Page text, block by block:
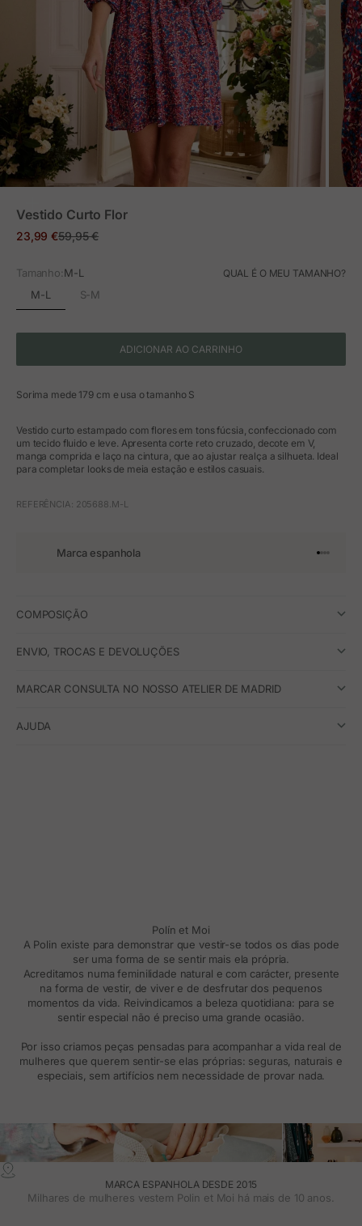
Vestido Curto Flor
Preço em promoção
23,99 €Preço normal
59,95 €
Tamanho:M-L QUAL É O MEU TAMANHO?
M-L S-M
ADICIONAR AO CARRINHO
Sorima mede 179 cm e usa o tamanho S
Vestido curto estampado com flores em tons fúcsia, confeccionado com
um tecido fluido e leve. Apresenta corte reto cruzado, decote em V,
manga comprida e laço na cintura, que ao ajustar realça a silhueta. Ideal
para completar looks de meia estação e estilos casuais.
REFERÊNCIA: 205688.M-L
Marca espanhola Ir para o
Ir para
Ir para
Ir para
COMPOSIÇÃO
ENVIO, TROCAS E DEVOLUÇÕES
MARCAR CONSULTA NO NOSSO ATELIER DE MADRID
AJUDA
Polín et Moi
A Polin existe para demonstrar que vestir-se todos os dias pode
ser uma forma de se sentir mais ela própria.
Acreditamos numa feminilidade natural e com carácter, presente
na forma de vestir, de viver e de desfrutar dos pequenos
momentos da vida. Reivindicamos a beleza quotidiana: para se
sentir especial não é preciso uma grande ocasião.
Por isso criamos peças pensadas para acompanhar a vida real de
mulheres que querem sentir-se elas próprias: seguras, naturais e
especiais, sem artifícios nem necessidade de provar nada.
MARCA ESPANHOLA DESDE 2015
Milhares de mulheres vestem Polin et Moi há mais de 10 anos.